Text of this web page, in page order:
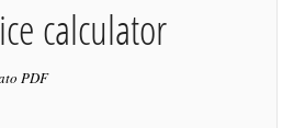
calculator
PDF